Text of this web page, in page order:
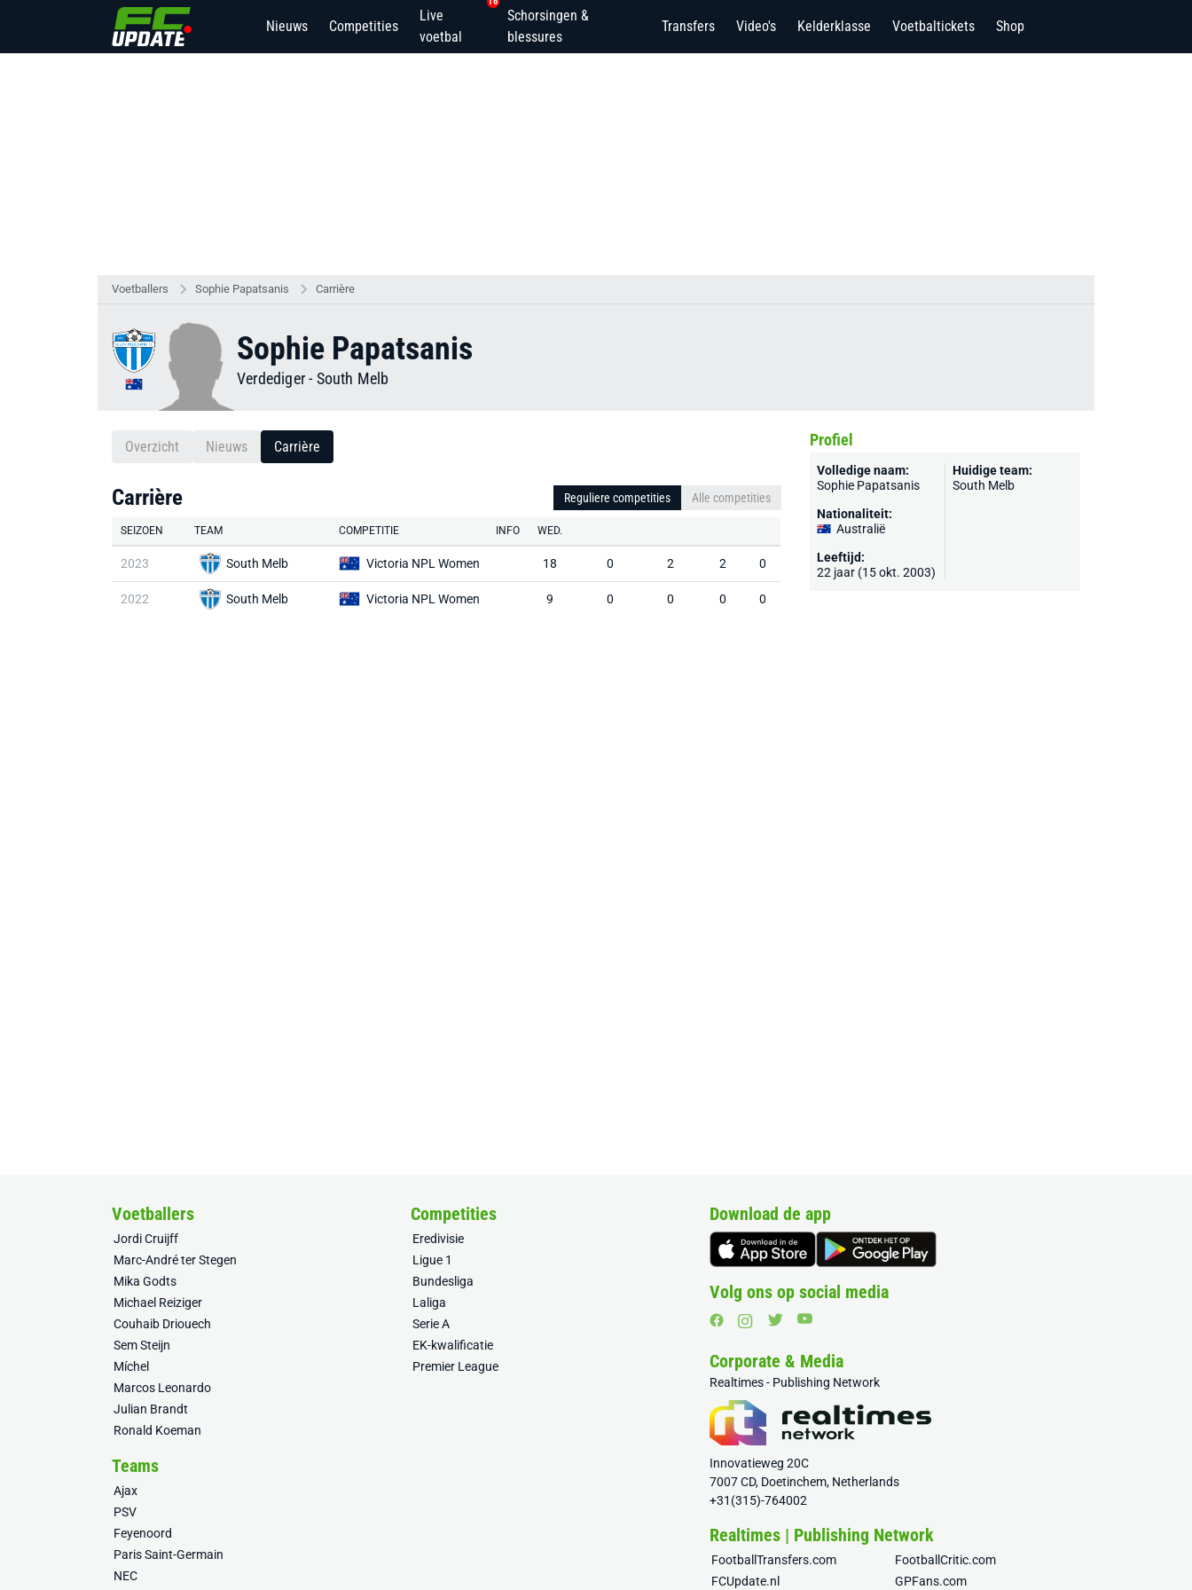
Nieuws Competities
Live
voetbal
Schorsingen &
blessures
Transfers Video's Kelderklasse Voetbaltickets Shop
Voetballers Sophie Papatsanis Carrière
Sophie Papatsanis
Verdediger- South Melb
Overzicht Nieuws Carrière
Carrière Reguliere competities Alle competities
SEIZOEN TEAM COMPETITIE INFO WED.
2023 South Melb Victoria NPL Women 18 0 2 2 0
2022 South Melb Victoria NPL Women 9 0 0 0 0
Profiel
Volledige naam:
Sophie Papatsanis
Nationaliteit:
Australië
Leeftijd:
22 jaar (15 okt. 2003)
Huidige team:
South Melb
Voetballers
Jordi Cruijff
Marc-André ter Stegen
Mika Godts
Michael Reiziger
Couhaib Driouech
Sem Steijn
Míchel
Marcos Leonardo
Julian Brandt
Ronald Koeman
Competities
Eredivisie
Ligue 1
Bundesliga
Laliga
Serie A
EK-kwalificatie
Premier League
Teams
Ajax
PSV
Feyenoord
Paris Saint-Germain
NEC
Download de app
Volg ons op social media
Corporate & Media
Realtimes - Publishing Network
Innovatieweg 20C
7007 CD, Doetinchem, Netherlands
+31(315)-764002
Realtimes | Publishing Network
FootballTransfers.com
FootballCritic.com
FCUpdate.nl
GPFans.com